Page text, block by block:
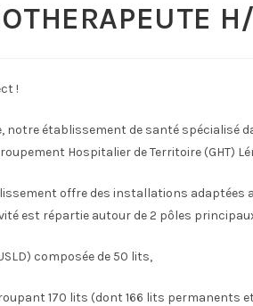
!
notre établissement de santé spécialisé
Hospitalier de Territoire (GHT)
offre des installations adaptées
est répartie autour de 2 pôles
composée de 50 lits,
170 lits (dont 166 lits permanents